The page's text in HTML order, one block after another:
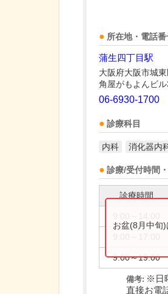
所在地・電話番
蒲生四丁目駅
大阪府大阪市城
角屋がもよんビ
06-6930-1700
診療科目
内科 消化器内
診療/受付時間
診療時間
9:00～19:00
お盆(8月中旬
備考: ※日
直接お電